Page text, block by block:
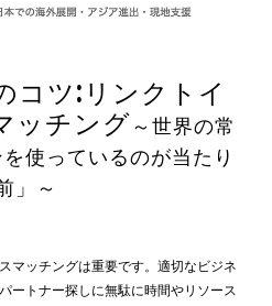
コツ: リンクトイ
ッチング～世界の常
使っているのが当たり
」～
マッチングは重要です。適切なビジネ
ートナー探しに無駄に時間やリソース